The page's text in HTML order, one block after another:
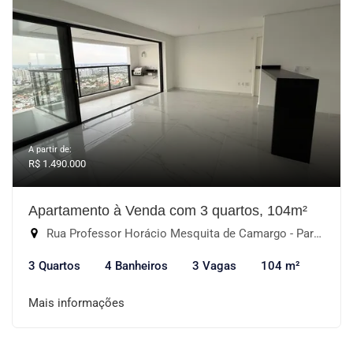
A partir de:
R$ 1.490.000
Apartamento à Venda com 3 quartos, 104m²
Rua Professor Horácio Mesquita de Camargo - Parque Campolim, Sorocaba-SP
3 Quartos 4 Banheiros 3 Vagas 104 m²
Mais informações